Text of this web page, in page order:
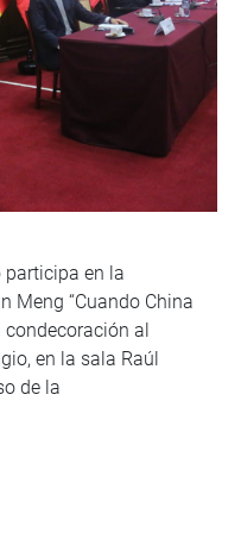
participa en la
Meng “Cuando China
condecoración al
en la sala Raúl
de la